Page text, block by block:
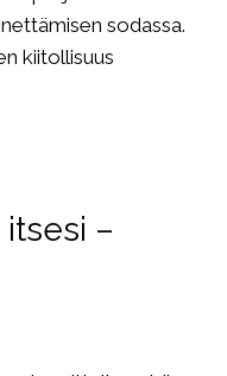
sodassa.
kiitollisuus
–